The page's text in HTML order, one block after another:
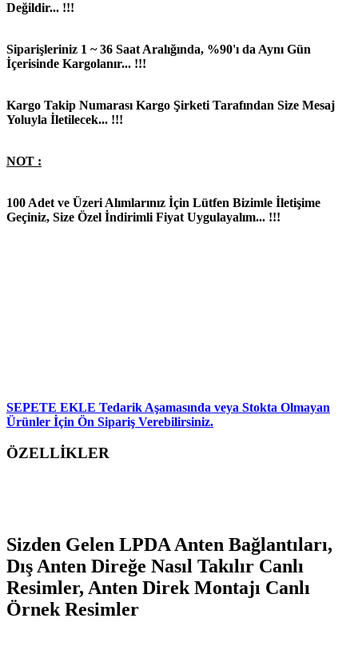
Değildir... !!!
Siparişleriniz 1 ~ 36 Saat Aralığında, %90'ı da Aynı Gün
İçerisinde Kargolanır... !!!
Kargo Takip Numarası Kargo Şirketi Tarafından Size Mesaj
Yoluyla İletilecek... !!!
NOT :
100 Adet ve Üzeri Alımlarınız İçin Lütfen Bizimle İletişime
Geçiniz, Size Özel İndirimli Fiyat Uygulayalım... !!!
SEPETE EKLE Tedarik Aşamasında veya Stokta Olmayan
Ürünler İçin Ön Sipariş Verebilirsiniz.
ÖZELLİKLER
Sizden Gelen LPDA Anten Bağlantıları,
Dış Anten Direğe Nasıl Takılır Canlı
Resimler, Anten Direk Montajı Canlı
Örnek Resimler